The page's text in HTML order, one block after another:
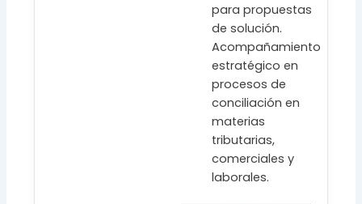
para propuestas
de solución.
Acompañamiento
estratégico en
procesos de
conciliación en
materias
tributarias,
comerciales y
laborales.